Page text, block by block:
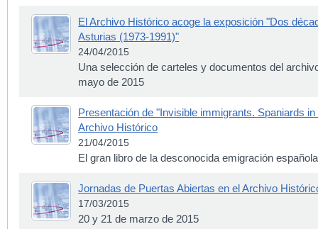
El Archivo Histórico acoge la exposición "Dos
Asturias (1973-1991)"
24/04/2015
Una selección de carteles y documentos del
mayo de 2015
Presentación de "Invisible immigrants. Spaniards
Archivo Histórico
21/04/2015
El gran libro de la desconocida emigración
Jornadas de Puertas Abiertas en el Archivo
17/03/2015
20 y 21 de marzo de 2015